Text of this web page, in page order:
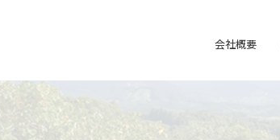
会社概要